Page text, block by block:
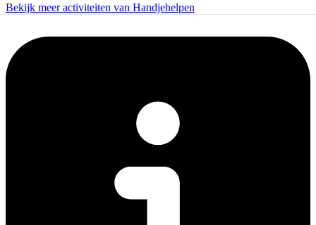
Bekijk meer activiteiten van Handjehelpen